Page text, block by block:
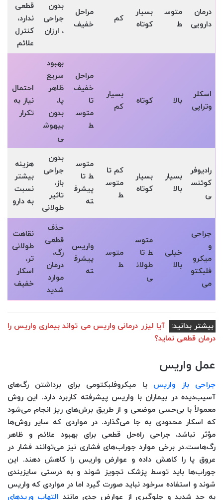
درمان
دارویی
متوس
ط
بسیار
کوتاه
کم
مراحل
خفیف
بدون
جراحی
، ارزان
قطعی
ندارد،
کنترل
علائم
اسکلر
وتراپی
بالا کوتاه
بسیار
کم
مراحل
خفیف
تا
متوس
ط
بهبود
سریع
ظاهر
پا،
بدون
بیهوش
ی
احتمال
نیاز به
تکرار
رادیوفر
کوئنس
ی
بسیار
بالا
بسیار
کوتاه
کم تا
متوس
ط
متوس
ط تا
پیشرف
ته
بدون
جراحی
باز،
تاثیر
طولانی
هزینه
بیشتر
نسبت
به دارو
جراحی
و
میکرو
فلبکتو
می
خیلی
بالا
متوس
ط تا
طولان
ی
متوس
ط
واریس
پیشرف
ته
حذف
قطعی
رگ،
درمان
موارد
شدید
نقاهت
طولانی‌
تر،
اسکار
خفیف
بیشتر بدانید:
آیا لیزر درمانی واریس می تواند بیماری واریس را
درمان قطعی نماید؟
عمل واریس
جراحی باز واریس یا میکروفلبکتومی برای برداشتن رگ‌های
آسیب‌دیده در بیماران با واریس پیشرفته کاربرد دارد. این روش
معمولاً با بی‌حسی موضعی و از طریق برش‌های ریز انجام می‌شود
که اسکار محدودی به جا می‌گذارد. در مواردی که سایر روش‌ها
مؤثر نباشد، جراحی راه‌حل قطعی برای بهبود علائم و ظاهر
رگ‌هاست.در برخی موارد جوراب‌های فشاری نیز می‌توانند فشار در
عروق پا را کاهش داده و عوارض واریس را کاهش دهند. این
جوراب‌ها باید توسط پزشک تجویز شوند و به درستی سایزبندی
شوند و استفاده سرخود نباید صورت گیرد اما در مواردی که واریس
به حد شدید و جلوگیری از عوارض جدی مانند التهاب وریدهای